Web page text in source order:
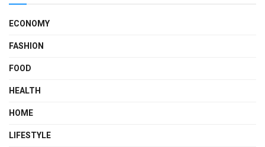
ECONOMY
FASHION
FOOD
HEALTH
HOME
LIFESTYLE